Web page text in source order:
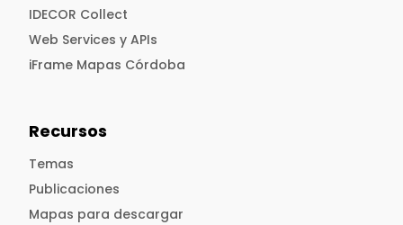
IDECOR Collect
Web Services y APIs
iFrame Mapas Córdoba
Recursos
Temas
Publicaciones
Mapas para descargar